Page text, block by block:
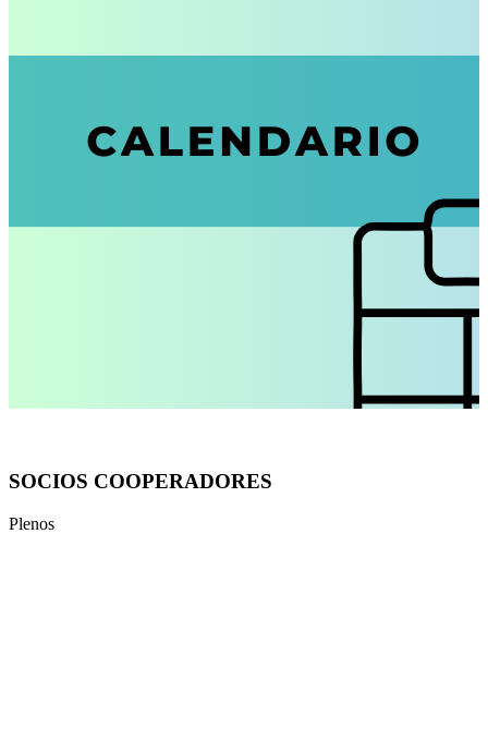
SOCIOS COOPERADORES
Plenos